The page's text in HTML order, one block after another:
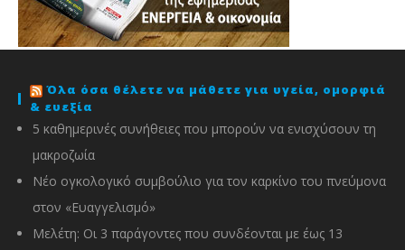
Όλα όσα θέλετε να μάθετε για υγεία, ομορφιά
& ευεξία
5 καθημερινές συνήθειες που μπορούν να ενισχύσουν τη
μακροζωία
Νέο ογκολογικό συμβούλιο για τον καρκίνο του πνεύμονα
στον «Ευαγγελισμό»
Μελέτη: Οι 3 παράγοντες που συνδέονται με έως 13